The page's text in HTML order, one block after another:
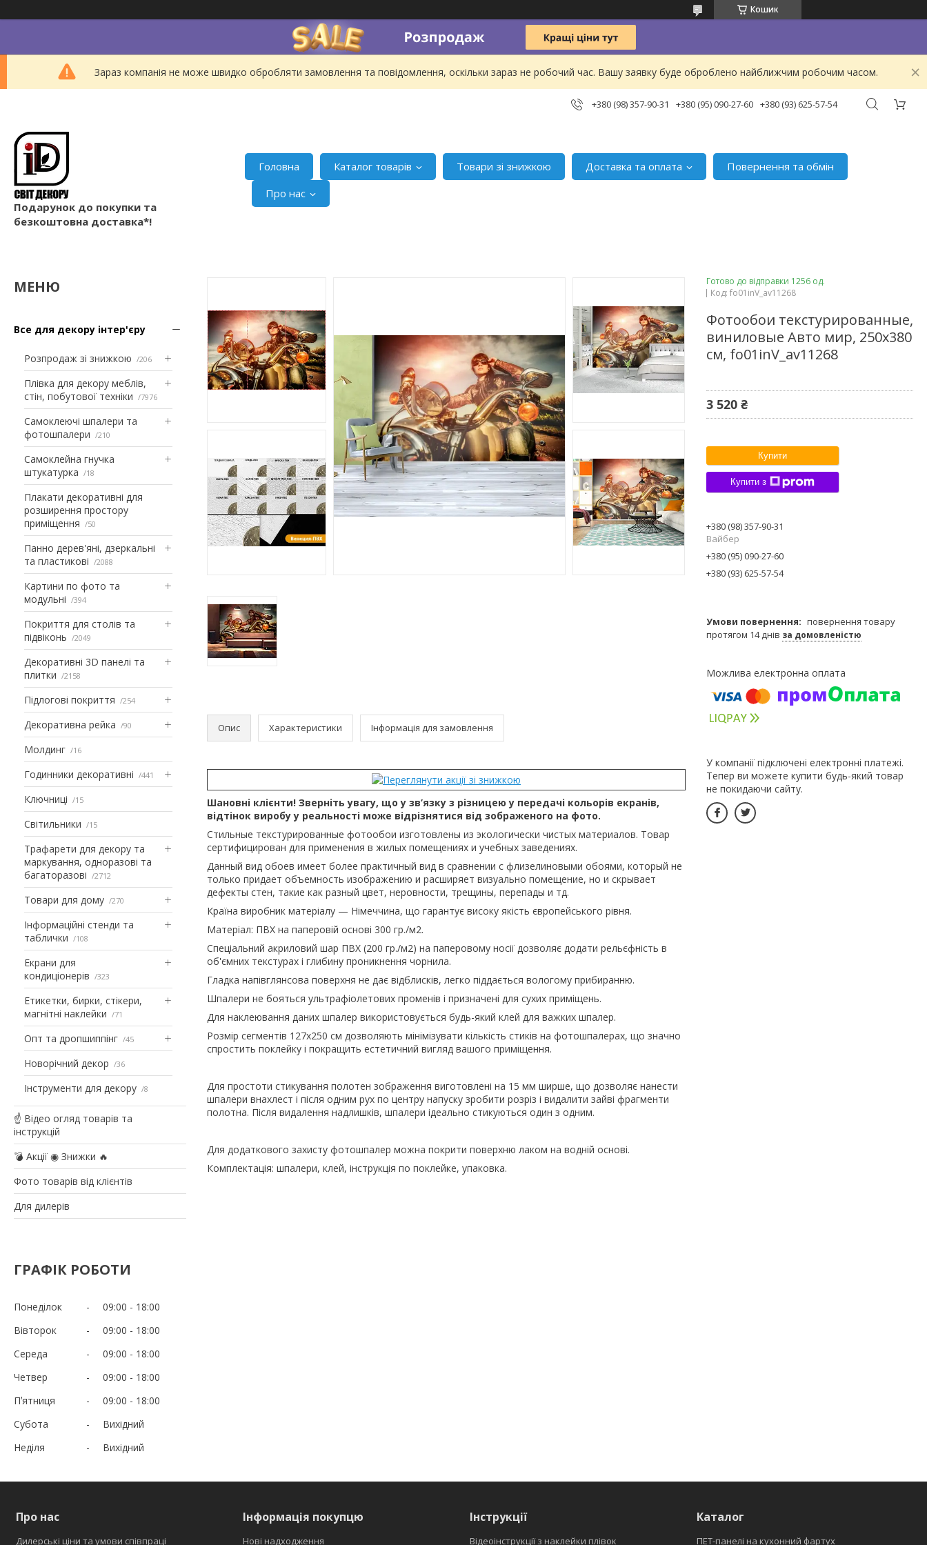
Кошик
Зараз компанія не може швидко обробляти замовлення та повідомлення, оскільки зараз не робочий час. Вашу заявку буде оброблено найближчим робочим часом.
+380 (98) 357-90-31 +380 (95) 090-27-60 +380 (93) 625-57-54
Подарунок до покупки та
безкоштовна доставка*!
Головна Каталог товарів Товари зі знижкою Доставка та оплата
Повернення та обмін
Про нас
Все для декору інтер'єру
Розпродаж зі знижкою 206
Плівка для декору меблів,
стін, побутової техніки
7976
Самоклеючі шпалери та
фотошпалери
210
Самоклейна гнучка
штукатурка
18
Плакати декоративні для
розширення простору
приміщення
50
Панно дерев'яні, дзеркальні
та пластикові
2088
Картини по фото та
модульні
394
Покриття для столів та
підвіконь
2049
Декоративні 3D панелі та
плитки
2158
Підлогові покриття 254
Декоративна рейка 90
Молдинг 16
Годинники декоративні 441
Ключниці 15
Світильники 15
Трафарети для декору та
маркування, одноразові та
багаторазові
2712
Товари для дому 270
Інформаційні стенди та
таблички
108
Екрани для
кондиціонерів
323
Етикетки, бирки, стікери,
магнітні наклейки
71
Опт та дропшиппінг 45
Новорічний декор 36
Інструменти для декору 8
☝ Відео огляд товарів та
інструкцій
💣 Акції ◉ Знижки 🔥
Фото товарів від клієнтів
Для дилерів
ГРАФІК РОБОТИ
Понеділок 09:00
18:00
Вівторок
09:00
18:00
Середа
09:00
18:00
Четвер
09:00
18:00
Пʼятниця
09:00
18:00
Субота
Вихідний
Неділя
Вихідний
Опис Характеристики Інформація для замовлення
Шановні клієнти! Зверніть увагу, що у зв’язку з різницею у передачі кольорів екранів,
відтінок виробу у реальності може відрізнятися від зображеного на фото.
Стильные текстурированные фотообои изготовлены из экологически чистых материалов. Товар
сертифицирован для применения в жилых помещениях и учебных заведениях.
Данный вид обоев имеет более практичный вид в сравнении с флизелиновыми обоями, который не
только придает объемность изображению и расширяет визуально помещение, но и скрывает
дефекты стен, такие как разный цвет, неровности, трещины, перепады и тд.
Країна виробник матеріалу — Німеччина, що гарантує високу якість європейського рівня.
Матеріал: ПВХ на паперовій основі 300 гр./м2.
Спеціальний акриловий шар ПВХ (200 гр./м2) на паперовому носії дозволяє додати рельєфність в
об'ємних текстурах і глибину проникнення чорнила.
Гладка напівглянсова поверхня не дає відблисків, легко піддається вологому прибиранню.
Шпалери не бояться ультрафіолетових променів і призначені для сухих приміщень.
Для наклеювання даних шпалер використовується будь-який клей для важких шпалер.
Розмір сегментів 127х250 см дозволяють мінімізувати кількість стиків на фотошпалерах, що значно
спростить поклейку і покращить естетичний вигляд вашого приміщення.
Для простоти стикування полотен зображення виготовлені на 15 мм ширше, що дозволяє нанести
шпалери внахлест і після одним рух по центру напуску зробити розріз і видалити зайві фрагменти
полотна. Після видалення надлишків, шпалери ідеально стикуються один з одним.
Для додаткового захисту фотошпалер можна покрити поверхню лаком на водній основі.
Комплектація: шпалери, клей, інструкція по поклейке, упаковка.
Готово до відправки 1256 од.
Код: fo01inV_av11268
Фотообои текстурированные,
виниловые Авто мир, 250х380
см, fo01inV_av11268
3 520 ₴
Купити
Купити з
+380 (98) 357-90-31
Вайбер
+380 (95) 090-27-60
+380 (93) 625-57-54
повернення товару
протягом 14 днів за домовленістю
У компанії підключені електронні платежі.
Тепер ви можете купити будь-який товар
не покидаючи сайту.
Про нас
Дилерські ціни та умови співпраці
Інформація покупцю
Нові надходження
Інструкції
Відеоінструкції з наклейки плівок
Каталог
ПЕТ-панелі на кухонний фартух